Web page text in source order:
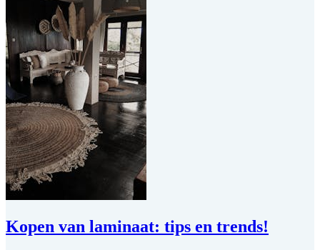
Kopen van laminaat: tips en trends!